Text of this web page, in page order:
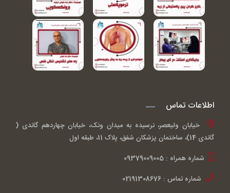
اطلاعات تماس
خیابان ولیعصر، نرسیده به میدان ونک، خیابان چهاردهم گاندی (
گاندی 14)، ساختمان پزشکان شفق، پلاک 11، طبقه اول
شماره همراه : 09379009005
شماره تماس : 02191308676